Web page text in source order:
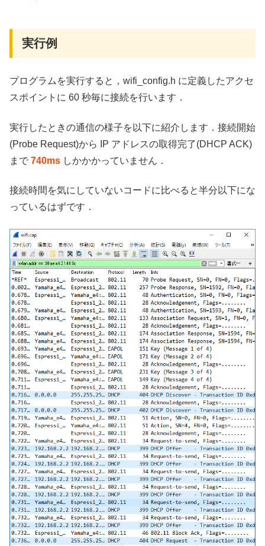
実行例
プログラムを実行すると，wifi_config.h に定義したアクセ
スポイントに 60 秒毎に接続を行います．
実行したときの通信の様子を以下に紹介します．接続開始
(Probe Request)から IP アドレスの取得完了(DHCP ACK)
まで 740ms しかかかっていません．
接続時間を気にしていないコードに比べると半分以下にな
っているはずです．